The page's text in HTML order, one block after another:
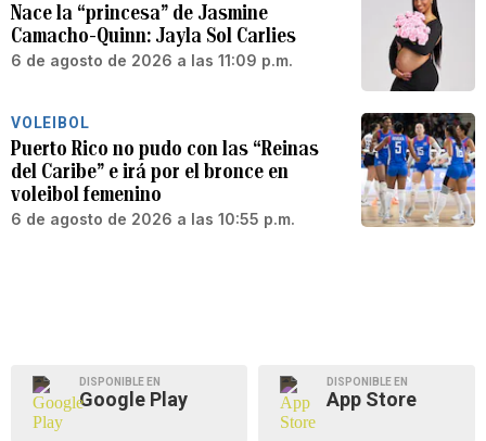
Nace la “princesa” de Jasmine
Camacho-Quinn: Jayla Sol Carlies
6 de agosto de 2026 a las 11:09 p.m.
VOLEIBOL
Puerto Rico no pudo con las “Reinas
del Caribe” e irá por el bronce en
voleibol femenino
6 de agosto de 2026 a las 10:55 p.m.
DISPONIBLE EN
Google Play
DISPONIBLE EN
App Store